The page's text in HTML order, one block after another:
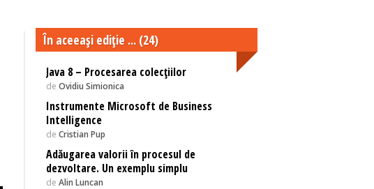
În aceeaşi ediţie ... (24)
Java 8 – Procesarea colecțiilor
de Ovidiu Simionica
Instrumente Microsoft de Business
Intelligence
de Cristian Pup
Adăugarea valorii în procesul de
dezvoltare. Un exemplu simplu
de Alin Luncan